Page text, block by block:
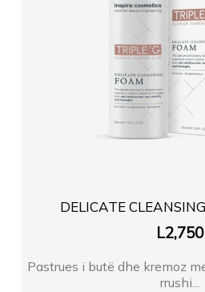
DELICATE
L2,750
Pastrues i butë dhe kremoz
rrushi...